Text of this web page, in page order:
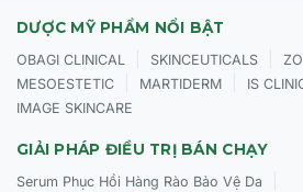
DƯỢC MỸ PHẨM NỔI BẬT
OBAGI CLINICAL SKINCEUTICALS
MESOESTETIC MARTIDERM IS
IMAGE SKINCARE
GIẢI PHÁP ĐIỀU TRỊ BÁN CHẠY
Serum Phục Hồi Hàng Rào Bảo Vệ Da